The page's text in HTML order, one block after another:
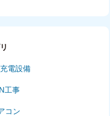
電設備
工事
コン